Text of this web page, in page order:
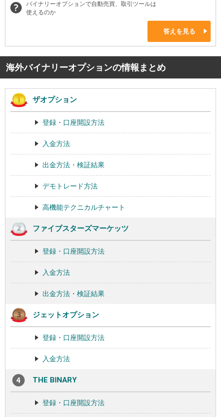
バイナリーオプションで自動売買、取引ツールは
使えるのか
答えを見る
海外バイナリーオプションの情報まとめ
ザオプション
登録・口座開設方法
入金方法
出金方法・検証結果
デモトレード方法
高機能テクニカルチャート
ファイブスターズマーケッツ
登録・口座開設方法
入金方法
出金方法・検証結果
ジェットオプション
登録・口座開設方法
入金方法
THE BINARY
登録・口座開設方法